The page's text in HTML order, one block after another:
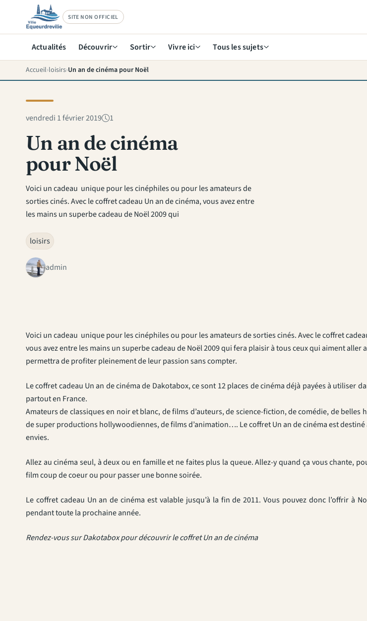
SITE NON OFFICIEL
Actualités Découvrir Sortir Vivre ici Tous les sujets
Accueil loisirs Un an de cinéma pour Noël
vendredi 1 février 2019 1
Un an de cinéma
pour Noël
Voici un cadeau unique pour les cinéphiles ou pour les amateurs de
sorties cinés. Avec le coffret cadeau Un an de cinéma, vous avez entre
les mains un superbe cadeau de Noël 2009 qui
loisirs
admin
Voici un cadeau unique pour les cinéphiles ou pour les amateurs de sorties cinés. Avec le coffret
vous avez entre les mains un superbe cadeau de Noël 2009 qui fera plaisir à tous ceux qui aiment aller
permettra de profiter pleinement de leur passion sans compter.
Le coffret cadeau Un an de cinéma de Dakotabox, ce sont 12 places de cinéma déjà payées à utiliser
partout en France.
Amateurs de classiques en noir et blanc, de films d’auteurs, de science-fiction, de comédie, de belles
de super productions hollywoodiennes, de films d’animation…. Le coffret Un an de cinéma est
envies.
Allez au cinéma seul, à deux ou en famille et ne faites plus la queue. Allez-y quand ça vous chante,
film coup de coeur ou pour passer une bonne soirée.
Le coffret cadeau Un an de cinéma est valable jusqu’à la fin de 2011. Vous pouvez donc l’offrir à
pendant toute la prochaine année.
Rendez-vous sur Dakotabox pour découvrir le coffret Un an de cinéma